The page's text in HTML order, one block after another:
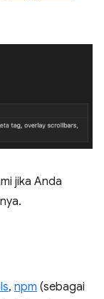
jika Anda
, npm (sebagai